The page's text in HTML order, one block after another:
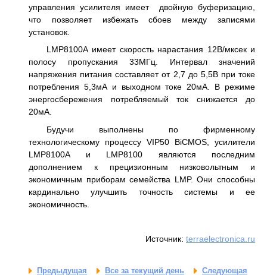
управления усилителя имеет двойную буферизацию,
что позволяет избежать сбоев между записями
установок.
LMP8100А имеет скорость нарастания 12В/мксек и
полосу пропускания 33МГц. Интервал значений
напряжения питания составляет от 2,7 до 5,5В при токе
потребления 5,3мА и выходном токе 20мА. В режиме
энергосбережения потребляемый ток снижается до
20мА.
Будучи выполнены по фирменному
технологическому процессу VIP50 BiCMOS, усилители
LMP8100A и LMP8100 являются последним
дополнением к прецизионным низковольтным и
экономичным приборам семейства LMP. Они способны
кардинально улучшить точность системы и ее
экономичность.
Источник: terraelectronica.ru
Предыдущая Все за текущий день Следующая